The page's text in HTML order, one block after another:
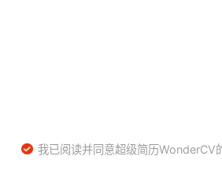
我已阅读并同意超级简历WonderCV